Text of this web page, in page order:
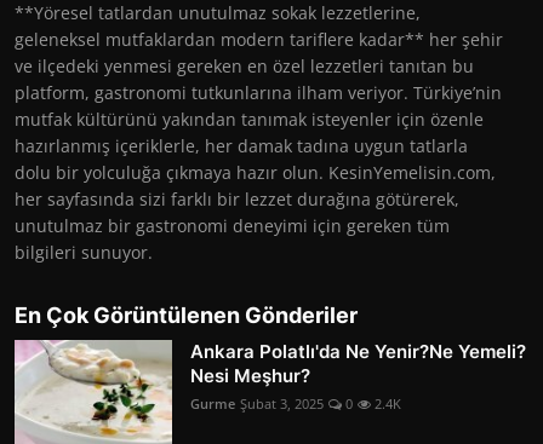
**Yöresel tatlardan unutulmaz sokak lezzetlerine,
geleneksel mutfaklardan modern tariflere kadar** her şehir
ve ilçedeki yenmesi gereken en özel lezzetleri tanıtan bu
platform, gastronomi tutkunlarına ilham veriyor. Türkiye’nin
mutfak kültürünü yakından tanımak isteyenler için özenle
hazırlanmış içeriklerle, her damak tadına uygun tatlarla
dolu bir yolculuğa çıkmaya hazır olun. KesinYemelisin.com,
her sayfasında sizi farklı bir lezzet durağına götürerek,
unutulmaz bir gastronomi deneyimi için gereken tüm
bilgileri sunuyor.
En Çok Görüntülenen Gönderiler
Ankara Polatlı'da Ne Yenir?Ne Yemeli?
Nesi Meşhur?
Gurme Şubat 3, 2025 0 2.4K